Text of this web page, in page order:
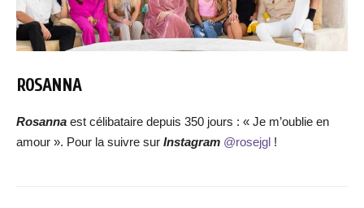
ROSANNA
Rosanna est célibataire depuis 350 jours : « Je m’oublie en
amour ». Pour la suivre sur Instagram @rosejgl !